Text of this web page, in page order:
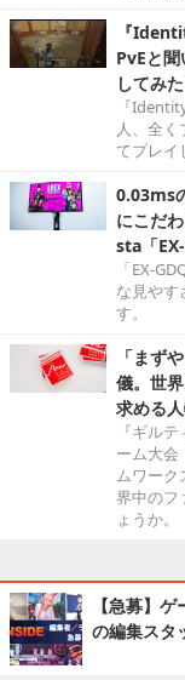
『
PvEと
してみ
『
人、全
てプレイ
0.03ms
にこだ
sta「
「EX-
な見やす
す。
「まず
儀。世
求める
『ギル
ーム大会
ムワーク
界中のフ
ょうか。
【急募】
の編集スタ